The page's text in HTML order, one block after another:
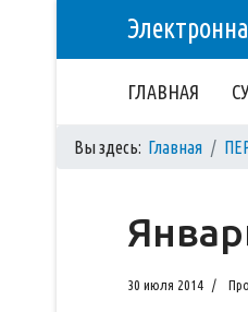
ГЛАВНАЯ
Вы здесь: Главная
30 июля 2014